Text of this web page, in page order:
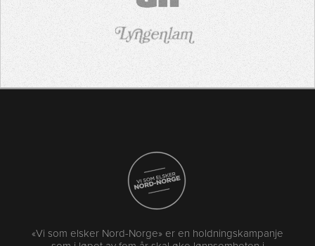
«Vi som elsker Nord-Norge» er en holdningskampanje